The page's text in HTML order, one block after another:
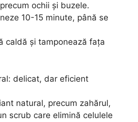
ochii și buzele.
10-15 minute, până se
caldă și tamponează fața
delicat, dar eficient
natural, precum zahărul,
scrub care elimină celulele